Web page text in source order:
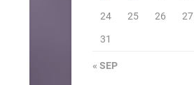
24 25 26 27
31
« SEP